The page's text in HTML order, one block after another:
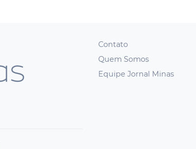
Contato
Quem Somos
Equipe Jornal Minas